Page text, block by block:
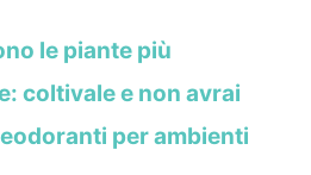
le piante più
coltivale e non avrai
per ambienti